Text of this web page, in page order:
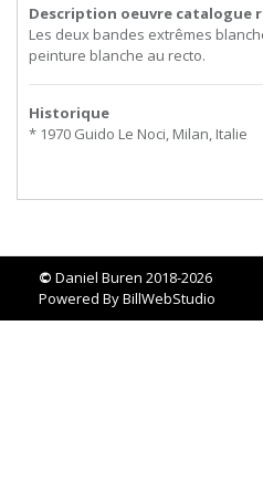
Description oeuvre catalogue
Les deux bandes extrêmes
peinture blanche au recto.
Historique
* 1970 Guido Le Noci, Milan, Italie
© Daniel Buren 2018-2026
Powered ByBillWebStudio